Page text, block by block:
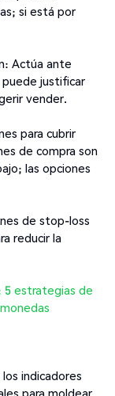
si está por
Actúa ante
puede justificar
vender.
para cubrir
de compra son
las opciones
de stop-loss
reducir la
5 estrategias de
indicadores
para moldear